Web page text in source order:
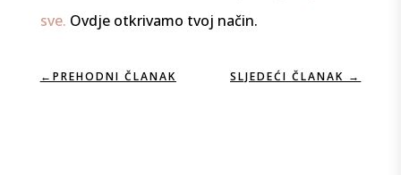
sve. Ovdje otkrivamo tvoj način.
← PREHODNI ČLANAK SLJEDEĆI ČLANAK →